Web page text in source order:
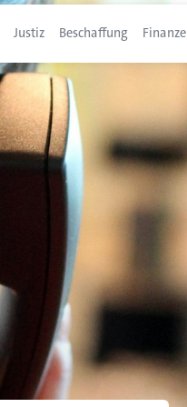
Justiz Beschaffung